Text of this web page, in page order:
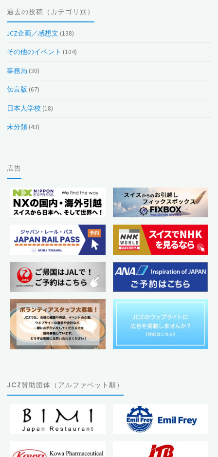
稿
（月
別）
過去の投稿（カテゴリ別）
JCZ企画／感想文 (138)
その他のイベント (104)
事務局 (30)
伝言版 (67)
日本人学校 (18)
未分類(43)
広告
JCZ賛助団体（アルファベット順）